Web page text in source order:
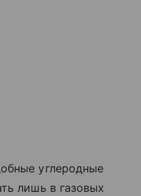
углеродные
лишь в газовых